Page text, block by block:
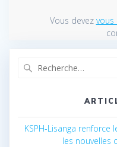
Vous devez vous
KSPH-Lisanga
les nouvelles